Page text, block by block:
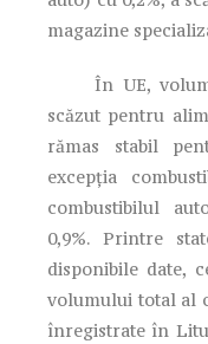
magazine
În UE,
scăzut pentru
rămas stabil
excepția
combustibilul
0,9%. Printre
disponibile date,
volumului total al
înregistrate în